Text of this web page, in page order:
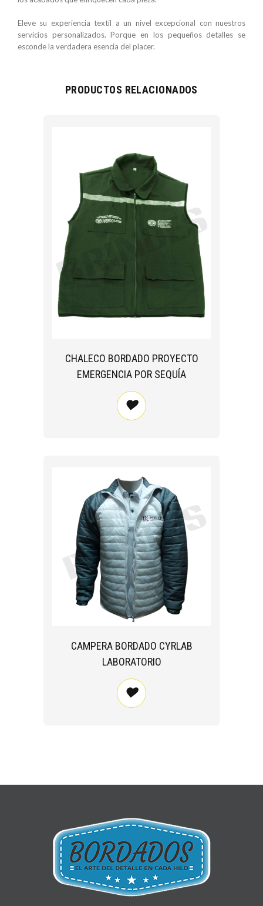
Eleve su experiencia textil a un nivel excepcional con nuestros
servicios personalizados. Porque en los pequeños detalles se
esconde la verdadera esencia del placer.
PRODUCTOS RELACIONADOS
CHALECO BORDADO PROYECTO
EMERGENCIA POR SEQUÍA
CAMPERA BORDADO CYRLAB
LABORATORIO